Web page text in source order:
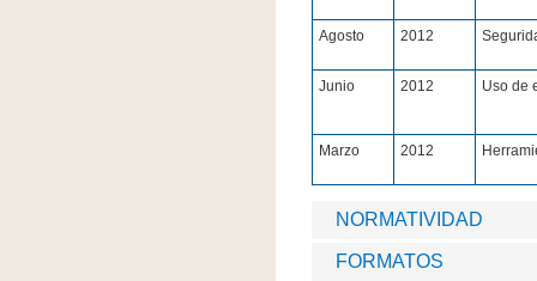
Agosto 2012
Junio 2012 Uso de
Marzo 2012
NORMATIVIDAD
FORMATOS